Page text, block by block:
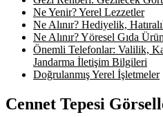
Ne Yenir? Yerel Lezzetler
Ne Alınır? Hediyelik,
Ne Alınır? Yöresel Gıda
Önemli Telefonlar: Valilik,
Jandarma İletişim Bilgileri
Doğrulanmış Yerel İşletmeler
Cennet Tepesi